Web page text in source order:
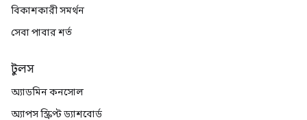
বিকাশকারী সমর্থন
সেবা পাবার শর্ত
টুলস
অ্যাডমিন কনসোল
অ্যাপস স্ক্রিপ্ট ড্যাশবোর্ড